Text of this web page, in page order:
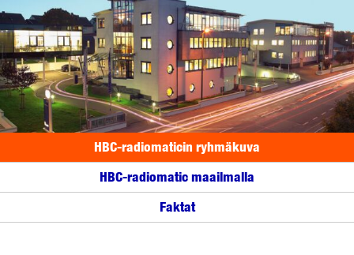
HBC-radiomaticin ryhmäkuva
HBC-radiomatic maailmalla
Faktat